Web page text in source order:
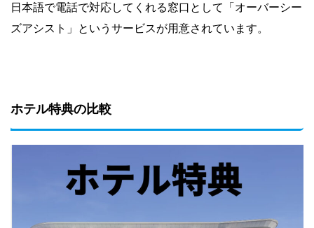
日本語で電話で対応してくれる窓口として「オーバーシー
ズアシスト」というサービスが用意されています。
ホテル特典の比較